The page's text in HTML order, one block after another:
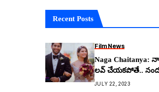
Recent Posts
Film News
Naga
లవ్ చేయకపోతే..
అల్లుడు అయ్యేవాడా?
JULY 22, 2023